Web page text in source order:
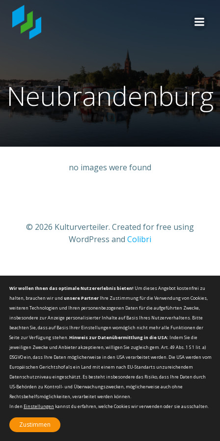
Neubrandenburg
no images were found
© 2026 Kulturverteiler. Created for free using
WordPress and Colibri
Wir wollen Ihnen das optimale Nutzererlebnis bieten! Um dieses Angebot kostenfrei zu
halten, brauchen wir und unsere Partner Ihre Zustimmung für die Verwendung von Cookies,
weiteren Technologien und Ihren personenbezogenen Daten für die aufgeführten Zwecke,
insbesondere zur Anzeige personalisierter Inhalte auf Basis Ihres Nutzerverhaltens. Bitte
beachten Sie, dass auf Basis Ihrer Einstellungen womöglich nicht mehr alle Funktionen der
Seite zur Verfügung stehen.Hinweis zur Datenübermittlung in die USA: Indem Sie die
jeweiligen Zwecke und Anbieter akzeptieren, willigen Sie zugleich gem. Art. 49 Abs. 1 S 1 lit. a)
DSGVO ein, dass Ihre Daten möglicherweise in den USA verarbeitet werden. Die USA werden vom
Europäischen Gerichtshof als ein Land mit einem nach EU-Standarts unzureichendem
Datenschutzniveau eingeschätzt. Es besteht insbesondere das Risiko, dass Ihre Daten durch
US-Behörden zu Kontroll- und Überwachungszwecken, möglicherweise auch ohne
Rechtsbehelfsmöglichkeiten, verarbeitet werden können.
In den Einstellungen kannst du erfahren, welche Cookies wir verwenden oder sie ausschalten.
Zustimmen